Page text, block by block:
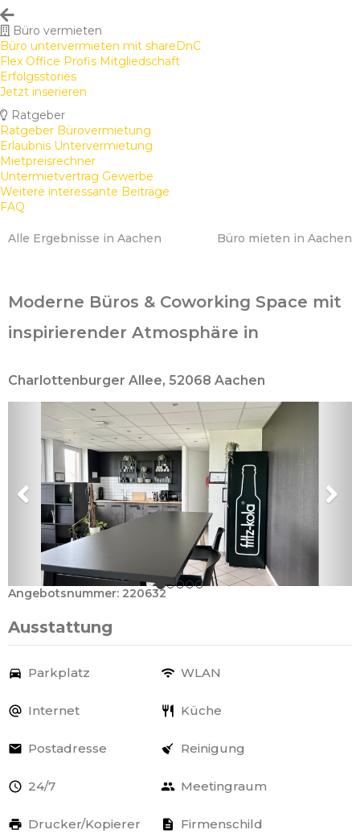
Büro vermieten
Büro untervermieten mit shareDnC
Flex Office Profis Mitgliedschaft
Erfolgsstories
Jetzt inserieren
Ratgeber
Ratgeber Bürovermietung
Erlaubnis Untervermietung
Mietpreisrechner
Untermietvertrag Gewerbe
Weitere interessante Beiträge
FAQ
Alle Ergebnisse in Aachen Büro mieten in Aachen
Moderne Büros & Coworking Space mit
inspirierender Atmosphäre in
Charlottenburger Allee, 52068 Aachen
Angebotsnummer: 220632
Ausstattung
Parkplatz WLAN
Internet Küche
Postadresse Reinigung
24/7 Meetingraum
Drucker/Kopierer Firmenschild